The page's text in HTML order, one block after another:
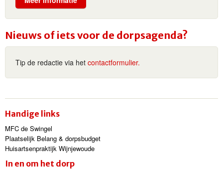
Nieuws of iets voor de dorpsagenda?
Tip de redactie via het contactformulier.
Handige links
MFC de Swingel
Plaatselijk Belang & dorpsbudget
Huisartsenpraktijk Wijnjewoude
In en om het dorp